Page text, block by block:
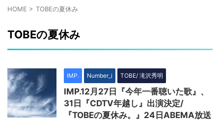
HOME > TOBEの夏休み
TOBEの夏休み
IMP. Number_i TOBE/ 滝沢秀明
IMP.12月27日『今年一番聴いた歌』、
31日『CDTV年越し』出演決定/
『TOBEの夏休み。』24日ABEMA放送